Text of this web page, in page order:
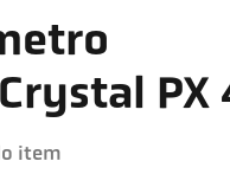
PX
item